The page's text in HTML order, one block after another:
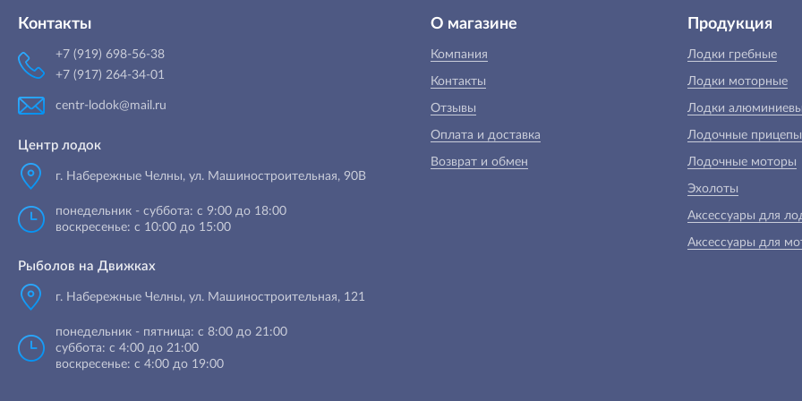
Контакты
+7 (919) 698-56-38
+7 (917) 264-34-01
centr-lodok@mail.ru
Центр лодок
г. Набережные Челны, ул. Машиностроительная, 90B
понедельник - суббота: с 9:00 до 18:00
воскресенье: с 10:00 до 15:00
Рыболов на Движках
г. Набережные Челны, ул. Машиностроительная, 121
понедельник - пятница: с 8:00 до 21:00
суббота: с 4:00 до 21:00
воскресенье: с 4:00 до 19:00
О магазине
Компания
Контакты
Отзывы
Оплата и доставка
Возврат и обмен
Продукция
Лодки гребные
Лодки моторные
Лодки
Лодочные прицепы
Лодочные моторы
Эхолоты
Аксессуары для
Аксессуары для